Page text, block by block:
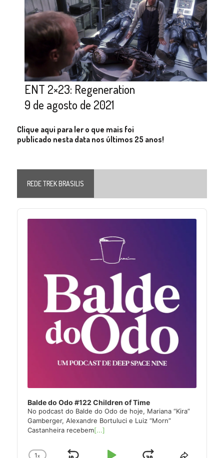
ENT 2×23: Regeneration
9 de agosto de 2021
Clique aqui para ler o que mais foi
publicado nesta data nos últimos 25 anos!
REDE TREK BRASILIS
Audio
Player
Balde do Odo #122 Children of Time
No podcast do Balde do Odo de hoje, Mariana “Kira”
Gamberger, Alexandre Bortuluci e Luiz “Morn”
Castanheira recebem[...]
1x